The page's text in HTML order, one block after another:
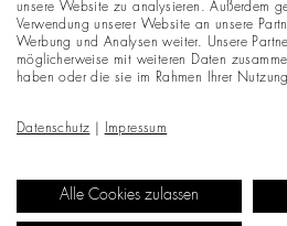
unsere Website zu analysieren. Außerdem
Verwendung unserer Website an unsere
Werbung und Analysen weiter. Unsere
möglicherweise mit weiteren Daten
haben oder die sie im Rahmen Ihrer
Datenschutz Impressum
Alle Cookies zulassen